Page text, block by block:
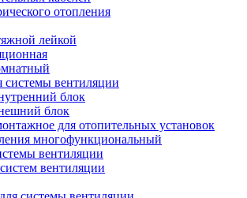
отопления
лейкой
системы вентиляции
блок
блок
для отопительных установок
многофункциональный
вентиляции
вентиляции